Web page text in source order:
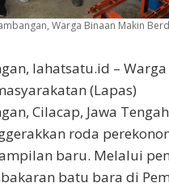
Warga Binaan Makin
lahatsatu.id –
(Lapas)
Cilacap, Jawa
roda
baru. Melalui
batu bara di